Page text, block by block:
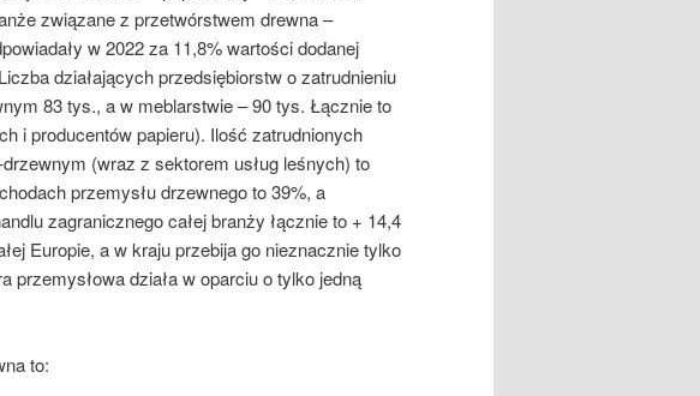
związane z przetwórstwem drewna –
w 2022 za 11,8% wartości dodanej
działających przedsiębiorstw o zatrudnieniu
83 tys., a w meblarstwie – 90 tys. Łącznie to
i producentów papieru). Ilość zatrudnionych
(wraz z sektorem usług leśnych) to
przemysłu drzewnego to 39%, a
zagranicznego całej branży łącznie to + 14,4
Europie, a w kraju przebija go nieznacznie tylko
przemysłowa działa w oparciu o tylko jedną
to: